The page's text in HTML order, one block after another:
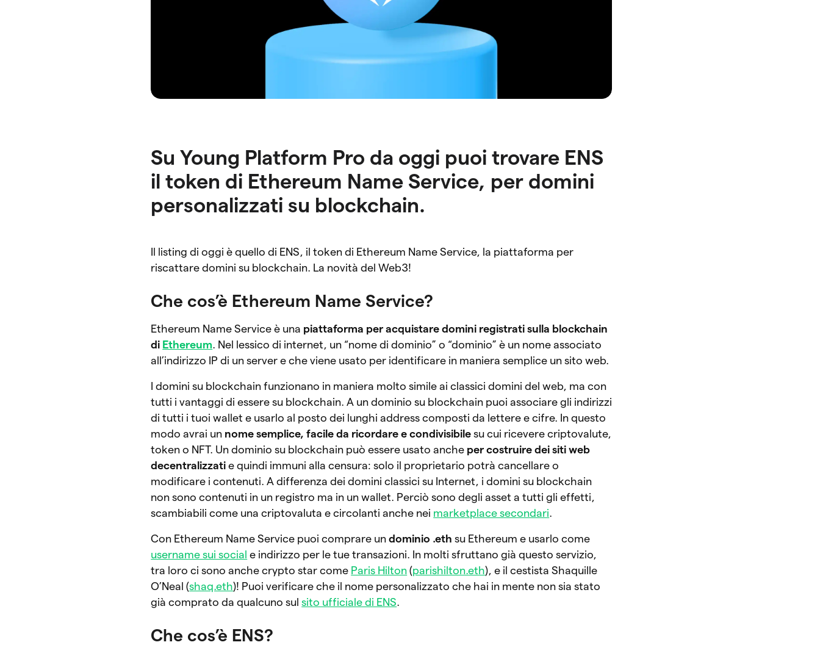
Su Young Platform Pro da oggi puoi trovare ENS
il token di Ethereum Name Service, per domini
personalizzati su blockchain.
Il listing di oggi è quello di ENS, il token di Ethereum Name Service, la piattaforma per
riscattare domini su blockchain. La novità del Web3!
Che cos’è Ethereum Name Service?
Ethereum Name Service è una piattaforma per acquistare domini registrati sulla blockchain
di Ethereum . Nel lessico di internet, un “nome di dominio” o “dominio” è un nome associato
all’indirizzo IP di un server e che viene usato per identificare in maniera semplice un sito web.
I domini su blockchain funzionano in maniera molto simile ai classici domini del web, ma con
tutti i vantaggi di essere su blockchain. A un dominio su blockchain puoi associare gli indirizzi
di tutti i tuoi wallet e usarlo al posto dei lunghi address composti da lettere e cifre. In questo
modo avrai un nome semplice, facile da ricordare e condivisibile su cui ricevere criptovalute,
token o NFT. Un dominio su blockchain può essere usato anche per costruire dei siti web
decentralizzati e quindi immuni alla censura: solo il proprietario potrà cancellare o
modificare i contenuti. A differenza dei domini classici su Internet, i domini su blockchain
non sono contenuti in un registro ma in un wallet. Perciò sono degli asset a tutti gli effetti,
scambiabili come una criptovaluta e circolanti anche nei marketplace secondari
Con Ethereum Name Service puoi comprare undominio .ethsu Ethereum e usarlo come
username sui social e indirizzo per le tue transazioni. In molti sfruttano già questo servizio,
tra loro ci sono anche crypto star come Paris Hilton (parishilton.eth), e il cestista Shaquille
O’Neal (shaq.eth)! Puoi verificare che il nome personalizzato che hai in mente non sia stato
già comprato da qualcuno sulsito ufficiale di ENS
Che cos’è ENS?